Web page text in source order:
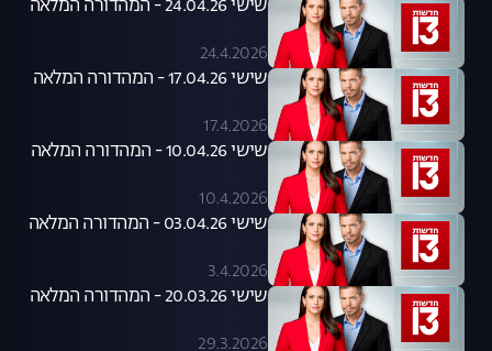
שישי 24.04.26 - המהדורה המלאה
24.4.2026
שישי 17.04.26 - המהדורה המלאה
17.4.2026
שישי 10.04.26 - המהדורה המלאה
10.4.2026
שישי 03.04.26 - המהדורה המלאה
3.4.2026
שישי 20.03.26 - המהדורה המלאה
29.3.2026